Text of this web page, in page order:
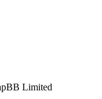
Limited